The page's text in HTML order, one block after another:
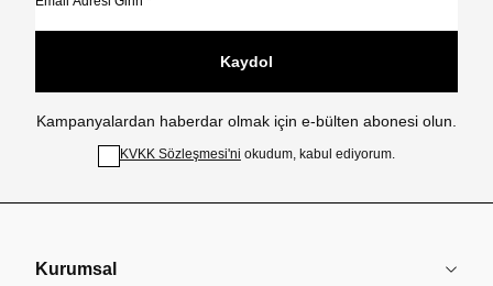
Kaydol
Kampanyalardan haberdar olmak için e-bülten abonesi olun.
KVKK Sözleşmesi'ni okudum, kabul ediyorum.
Kurumsal